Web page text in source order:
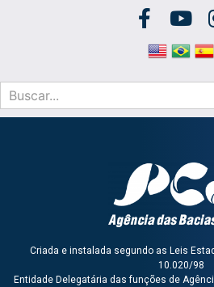
Criada e instalada segundo as Leis
10.020/98
Entidade Delegatária das funções de